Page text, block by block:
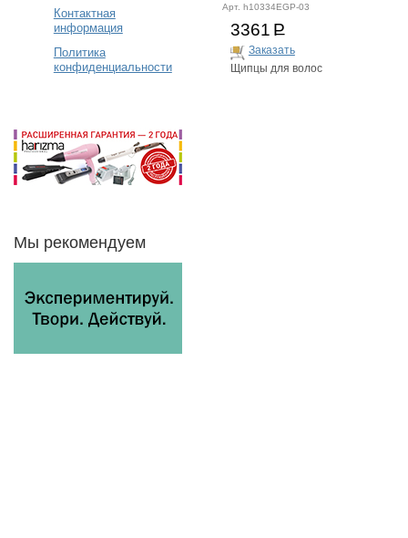
Контактная
информация
Политика
конфиденциальности
Мы рекомендуем
Арт. h10334EGP-03
3361 Р
Заказать
Щипцы для волос